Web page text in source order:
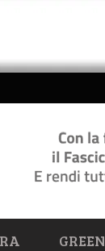
GREEN